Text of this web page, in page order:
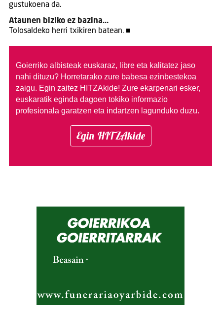
gustukoena da.
Ataunen biziko ez bazina…
Tolosaldeko herri txikiren batean. ■
Goierriko albisteak euskaraz, libre eta kalitatez jaso
nahi dituzu? Horretarako zure babesa ezinbestekoa
zaigu. Egin zaitez HITZAkide! Zure ekarpenari esker,
euskaratik eginda dagoen tokiko informazio
profesionala garatzen eta indartzen lagunduko duzu.
Egin HITZAkide